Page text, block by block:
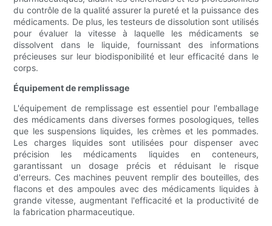
du contrôle de la qualité assurer la pureté et la puissance des
médicaments. De plus, les testeurs de dissolution sont utilisés
pour évaluer la vitesse à laquelle les médicaments se
dissolvent dans le liquide, fournissant des informations
précieuses sur leur biodisponibilité et leur efficacité dans le
corps.
Équipement de remplissage
L'équipement de remplissage est essentiel pour l'emballage
des médicaments dans diverses formes posologiques, telles
que les suspensions liquides, les crèmes et les pommades.
Les charges liquides sont utilisées pour dispenser avec
précision les médicaments liquides en conteneurs,
garantissant un dosage précis et réduisant le risque
d'erreurs. Ces machines peuvent remplir des bouteilles, des
flacons et des ampoules avec des médicaments liquides à
grande vitesse, augmentant l'efficacité et la productivité de
la fabrication pharmaceutique.